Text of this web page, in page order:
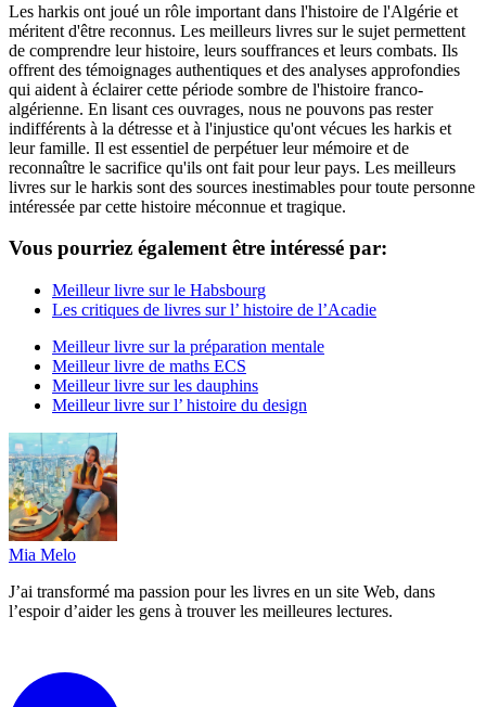
Les harkis ont joué un rôle important dans l'histoire de l'Algérie et
méritent d'être reconnus. Les meilleurs livres sur le sujet permettent
de comprendre leur histoire, leurs souffrances et leurs combats. Ils
offrent des témoignages authentiques et des analyses approfondies
qui aident à éclairer cette période sombre de l'histoire franco-
algérienne. En lisant ces ouvrages, nous ne pouvons pas rester
indifférents à la détresse et à l'injustice qu'ont vécues les harkis et
leur famille. Il est essentiel de perpétuer leur mémoire et de
reconnaître le sacrifice qu'ils ont fait pour leur pays. Les meilleurs
livres sur le harkis sont des sources inestimables pour toute personne
intéressée par cette histoire méconnue et tragique.
Vous pourriez également être intéressé par:
Meilleur livre sur le Habsbourg
Les critiques de livres sur l’ histoire de l’Acadie
Meilleur livre sur la préparation mentale
Meilleur livre de maths ECS
Meilleur livre sur les dauphins
Meilleur livre sur l’ histoire du design
Mia Melo
J’ai transformé ma passion pour les livres en un site Web, dans
l’espoir d’aider les gens à trouver les meilleures lectures.